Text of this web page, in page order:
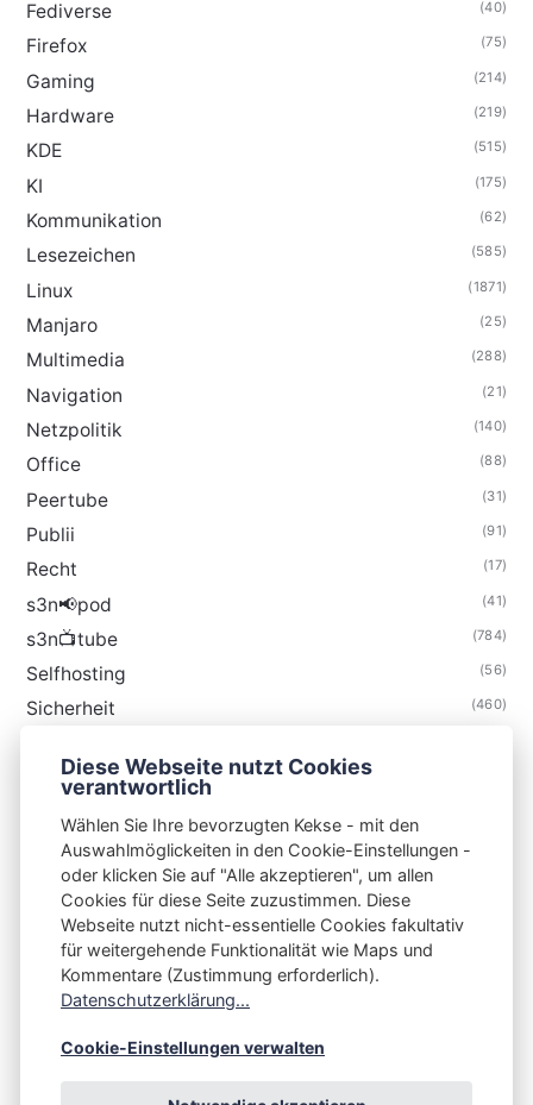
Fediverse (40)
Firefox (75)
Gaming (214)
Hardware (219)
KDE (515)
KI (175)
Kommunikation (62)
Lesezeichen (585)
Linux (1871)
Manjaro (25)
Multimedia (288)
Navigation (21)
Netzpolitik (140)
Office (88)
Peertube (31)
Publii (91)
Recht (17)
s3n📢pod (41)
s3n📺tube (784)
Selfhosting (56)
Sicherheit (460)
Thunderbird
S3N🧩NET
Integrating Open-Source Blog Network (iOSBN)
Impressum
Kontakt
Diese Webseite nutzt Cookies
verantwortlich
Wählen Sie Ihre bevorzugten Kekse - mit den
Auswahlmöglickeiten in den Cookie-Einstellungen -
oder klicken Sie auf "Alle akzeptieren", um allen
Cookies für diese Seite zuzustimmen. Diese
Webseite nutzt nicht-essentielle Cookies fakultativ
für weitergehende Funktionalität wie Maps und
Kommentare (Zustimmung erforderlich).
Datenschutzerklärung...
Cookie-Einstellungen verwalten